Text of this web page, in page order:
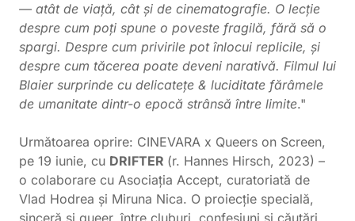
— atât de viață, cât și de cinematografie. O lecție
despre cum poți spune o poveste fragilă, fără să o
spargi. Despre cum privirile pot înlocui replicile, și
despre cum tăcerea poate deveni narativă. Filmul lui
Blaier surprinde cu delicatețe & luciditate fărâmele
de umanitate dintr-o epocă strânsă între limite."
Următoarea oprire: CINEVARA x Queers on Screen,
pe 19 iunie, cu DRIFTER (r. Hannes Hirsch, 2023) –
o colaborare cu Asociația Accept, curatoriată de
Vlad Hodrea și Miruna Nica. O proiecție specială,
sinceră și queer, între cluburi, confesiuni și căutări